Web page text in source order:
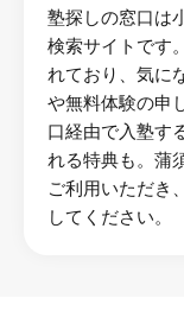
塾探しの窓口は
検索サイトです
れており、気に
や無料体験の申
口経由で入塾す
れる特典も。蒲
ご利用いただき
してください。